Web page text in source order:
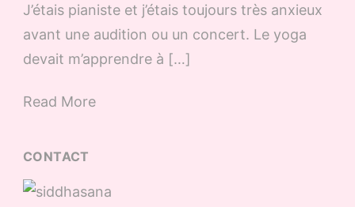
J’étais pianiste et j’étais toujours très anxieux
avant une audition ou un concert. Le yoga
devait m’apprendre à […]
Read More
CONTACT